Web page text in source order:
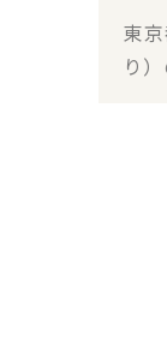
東
り